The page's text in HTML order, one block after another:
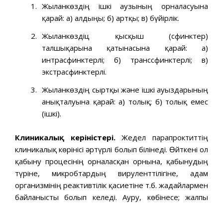
Жыланкөздің ішкі аузының орналасуына
қарай: а) алдыңғы; б) артқы; в) бүйірлік.
Жыланкөздіц қысқыш (сфинктер)
талшықарына қатынасына қарай: а)
интрасфинктерлі; б) транссфинктерлі; в)
экстрасфинктерлі.
Жыланкөздің сыртқы және ішкі ауыздарының
анықталуына қарай: а) толық; б) толық емес
(ішкі).
Клиникалық керіністері.Жедел парапроктиттің
клиникалық көрінісі әртүрлі болып білінеді. Өйткені ол
қабыну процесінің орналасқан орнына, қабынудың
түріне, микробтардың вируленттілігіне, адам
организмінің реактивтілік қасиетіне т.б. жағдайлармен
байланысты болып келеді. Ауру, көбінесе; жалпы